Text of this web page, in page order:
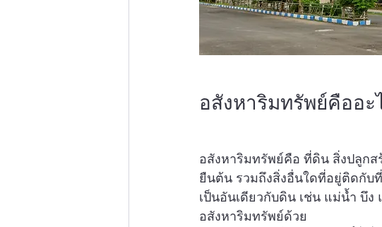
อสังหาริมทรัพย์คืออะ
อสังหาริมทรัพย์คือ ที่ดิน สิ่งปลูกส
ยืนต้น รวมถึงสิ่งอื่นใดที่อยู่ติดกับ
เป็นอันเดียวกับดิน เช่น แม่น้ำ บึ
อสังหาริมทรัพย์ด้วย